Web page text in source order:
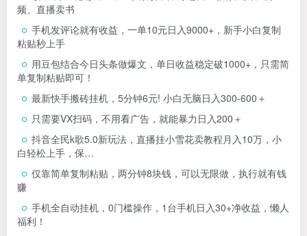
频、直播卖书
手机发评论就有收益，一单10元日入9000+，新手小白复制
粘贴秒上手
用豆包结合今日头条做爆文，单日收益稳定破1000+，只需简
单复制粘贴即可！
最新快手搬砖挂机，5分钟6元! 小白无脑日入300-600＋
只需要VX扫码，不用看广告，就能暴力日入200＋
抖音全民k歌5.0新玩法，直播挂小雪花卖教程月入10万，小
白轻松上手，保…
仅靠简单复制粘贴，两分钟8块钱，可以无限做，执行就有钱
赚
手机全自动挂机，0门槛操作，1台手机日入30+净收益，懒人
福利！